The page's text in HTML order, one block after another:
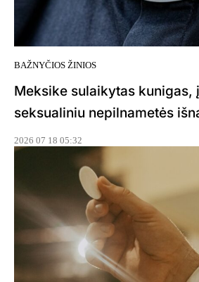
BAŽNYČIOS ŽINIOS
Meksike sulaikytas kunigas,
seksualiniu nepilnametės
2026 07 18 05:32